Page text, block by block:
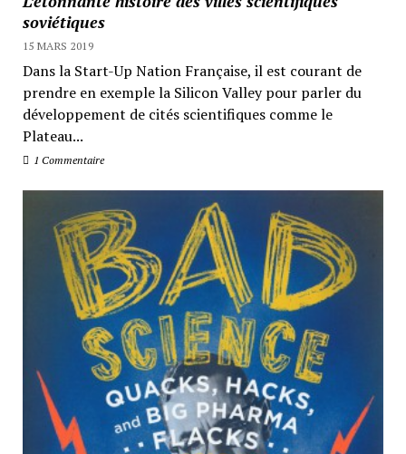
soviétiques
15 MARS 2019
Dans la Start-Up Nation Française, il est courant de
prendre en exemple la Silicon Valley pour parler du
développement de cités scientifiques comme le
Plateau...
1 Commentaire